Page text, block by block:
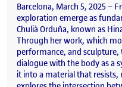
Barcelona, March 5, 2025 –
exploration emerge as
Chulià Orduña, known as
Through her work, which
performance, and sculpture,
dialogue with the body as a
it into a material that